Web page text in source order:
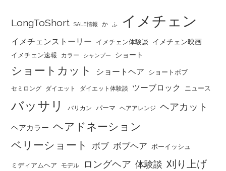
LongToShort SALE情報 か ふ イメチェン
イメチェンストーリー イメチェン体験談 イメチェン映画
イメチェン速報 カラー シャンプー ショート
ショートカット ショートヘア ショートボブ
セミロング ダイエット ダイエット体験談 ツーブロック ニュース
バッサリ バリカン パーマ ヘアアレンジ ヘアカット
ヘアカラー ヘアドネーション
ベリーショート
ボブ ボブヘア ボーイッシュ
ミディアムヘア モデル ロングヘア 体験談 刈り上げ